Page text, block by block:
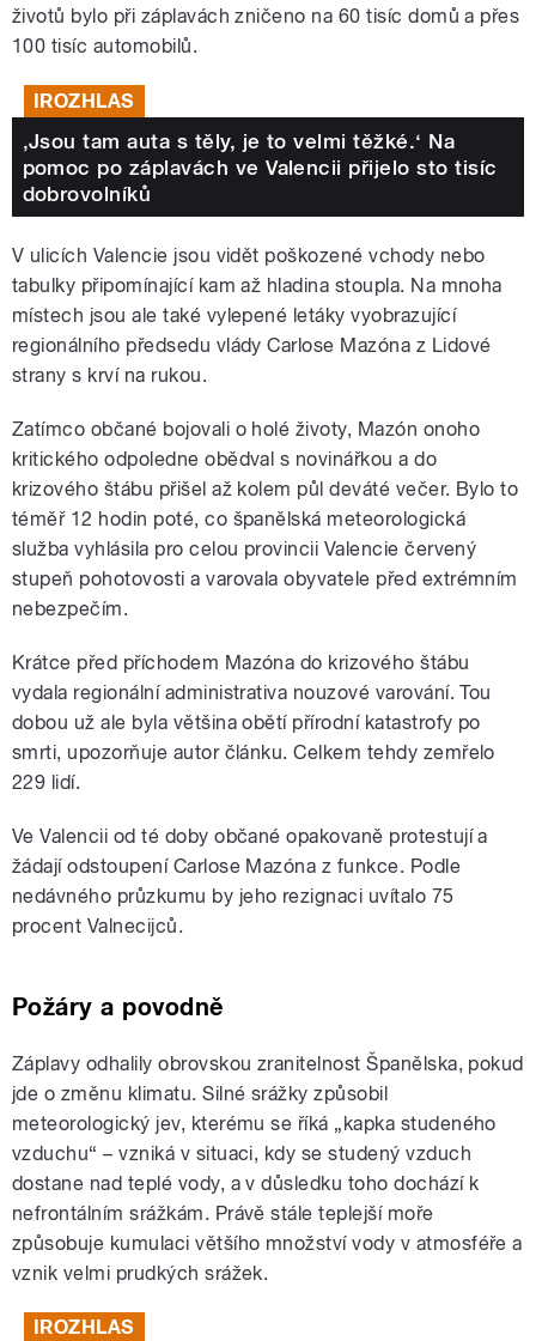
životů bylo při záplavách zničeno na 60 tisíc domů a přes
100 tisíc automobilů.
IROZHLAS
‚Jsou tam auta s těly, je to velmi těžké.‘ Na
pomoc po záplavách ve Valencii přijelo sto tisíc
dobrovolníků
V ulicích Valencie jsou vidět poškozené vchody nebo
tabulky připomínající kam až hladina stoupla. Na mnoha
místech jsou ale také vylepené letáky vyobrazující
regionálního předsedu vlády Carlose Mazóna z Lidové
strany s krví na rukou.
Zatímco občané bojovali o holé životy, Mazón onoho
kritického odpoledne obědval s novinářkou a do
krizového štábu přišel až kolem půl deváté večer. Bylo to
téměř 12 hodin poté, co španělská meteorologická
služba vyhlásila pro celou provincii Valencie červený
stupeň pohotovosti a varovala obyvatele před extrémním
nebezpečím.
Krátce před příchodem Mazóna do krizového štábu
vydala regionální administrativa nouzové varování. Tou
dobou už ale byla většina obětí přírodní katastrofy po
smrti, upozorňuje autor článku. Celkem tehdy zemřelo
229 lidí.
Ve Valencii od té doby občané opakovaně protestují a
žádají odstoupení Carlose Mazóna z funkce. Podle
nedávného průzkumu by jeho rezignaci uvítalo 75
procent Valnecijců.
Požáry a povodně
Záplavy odhalily obrovskou zranitelnost Španělska, pokud
jde o změnu klimatu. Silné srážky způsobil
meteorologický jev, kterému se říká „kapka studeného
vzduchu“ – vzniká v situaci, kdy se studený vzduch
dostane nad teplé vody, a v důsledku toho dochází k
nefrontálním srážkám. Právě stále teplejší moře
způsobuje kumulaci většího množství vody v atmosféře a
vznik velmi prudkých srážek.
IROZHLAS